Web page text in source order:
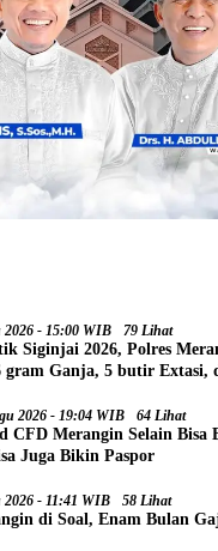
2026 - 15:00 WIB 79 Lihat
Siginjai 2026, Polres
gram Ganja, 5 butir Extasi,
2026 - 19:04 WIB 64 Lihat
CFD Merangin Selain Bisa
Juga Bikin Paspor
2026 - 11:41 WIB 58 Lihat
di Soal, Enam Bulan